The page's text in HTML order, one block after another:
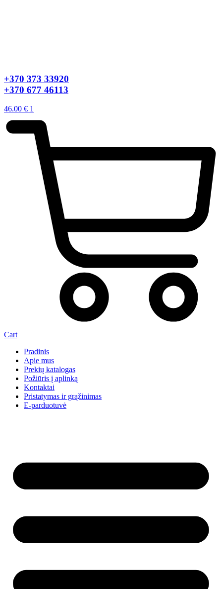
+370 373 33920
+370 677 46113
46.00 € 1
Cart
Pradinis
Apie mus
Prekių katalogas
Požiūris į aplinką
Kontaktai
Pristatymas ir grąžinimas
E-parduotuvė